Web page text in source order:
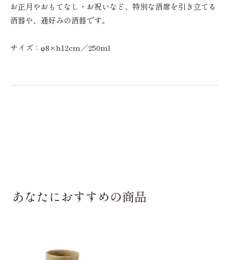
お正月やおもてなし・お祝いなど、特別な酒席を引き立てる
酒器や、通好みの酒器です。
サイズ：φ8×h12cm／250ml
あなたにおすすめの商品